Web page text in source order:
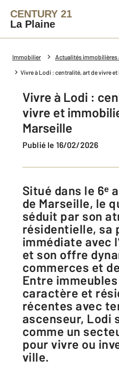
CENTURY 21
La Plaine
Immobilier Actualités immobilières
Vivre à Lodi : centralité, art de vivre
Vivre à Lodi :
vivre et
Marseille
Publié le 16/02/2026
Situé dans le 6ᵉ arrondissement
de Marseille, le
séduit par son
résidentielle, sa
immédiate avec
et son offre
commerces et
Entre
caractère et
récentes avec
ascenseur, Lodi
comme un
pour vivre ou
ville.